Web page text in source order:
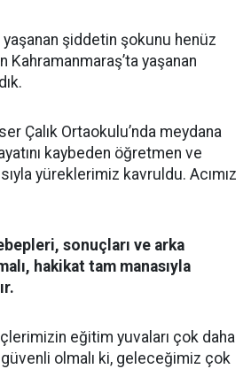
yaşanan şiddetin şokunu henüz
Kahramanmaraş’ta yaşanan
Çalık Ortaokulu’nda meydana
kaybeden öğretmen ve
yüreklerimiz kavruldu. Acımız
sonuçları ve arka
hakikat tam manasıyla
eğitim yuvaları çok daha
olmalı ki, geleceğimiz çok